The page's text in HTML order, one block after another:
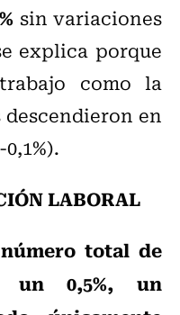
sin variaciones
explica porque
como la
en
LABORAL
total de
un 0,5%, un